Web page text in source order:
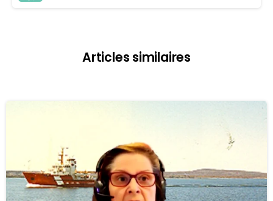
Articles similaires